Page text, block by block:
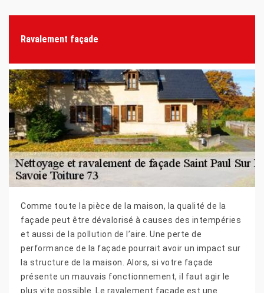
Ravalement façade
Comme toute la pièce de la maison, la qualité de la
façade peut être dévalorisé à causes des intempéries
et aussi de la pollution de l’aire. Une perte de
performance de la façade pourrait avoir un impact sur
la structure de la maison. Alors, si votre façade
présente un mauvais fonctionnement, il faut agir le
plus vite possible. Le ravalement façade est une